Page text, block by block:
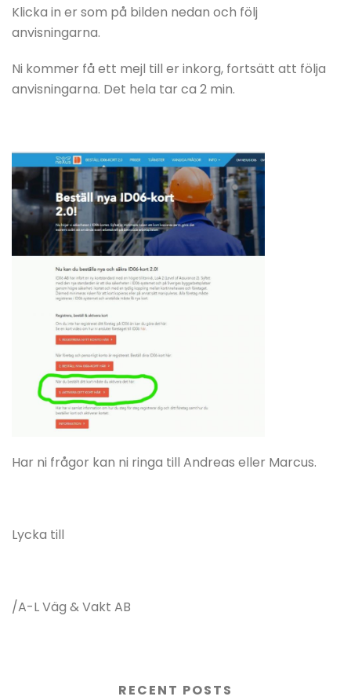
Klicka in er som på bilden nedan och följ
anvisningarna.
Ni kommer få ett mejl till er inkorg, fortsätt att följa
anvisningarna. Det hela tar ca 2 min.
Har ni frågor kan ni ringa till Andreas eller Marcus.
Lycka till
/A-L Väg & Vakt AB
RECENT POSTS